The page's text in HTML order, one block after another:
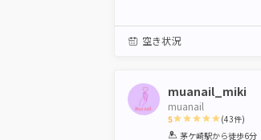
空き状況
muanail_miki
muanail
5
1 2 3 4 5
(43件)
茅ケ崎駅から徒歩6分